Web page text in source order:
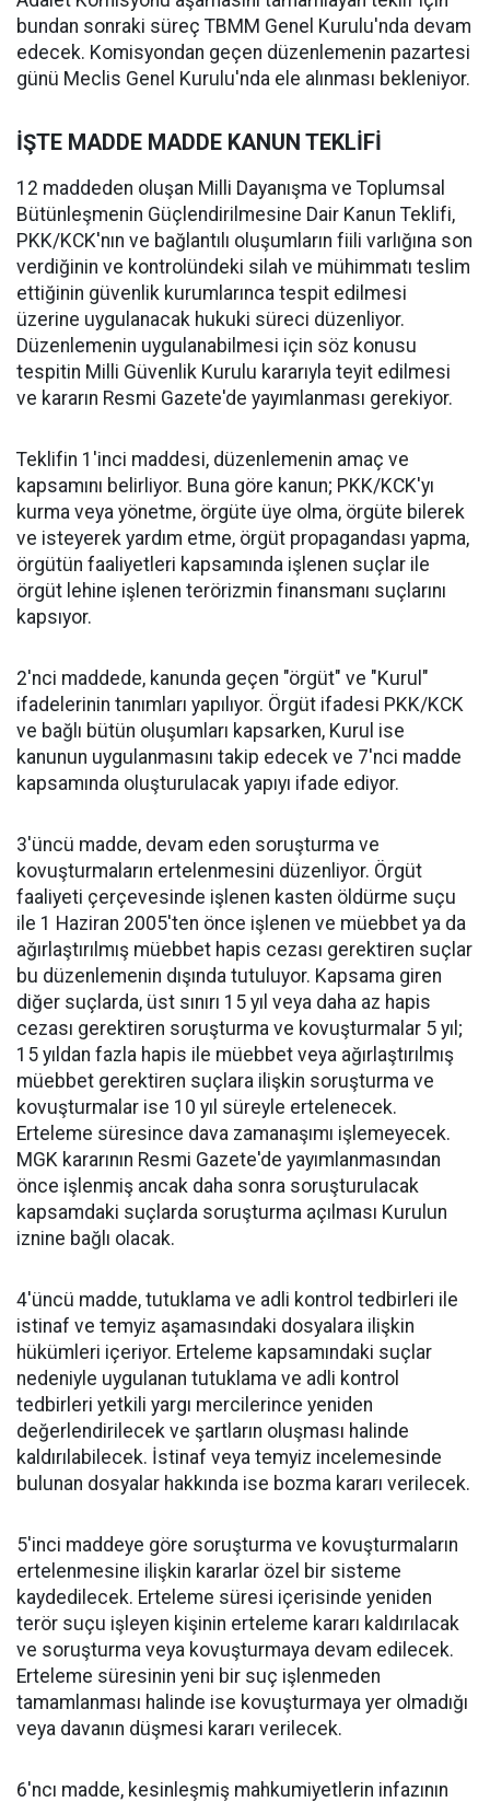
bundan sonraki süreç TBMM Genel Kurulu'nda devam
edecek. Komisyondan geçen düzenlemenin pazartesi
günü Meclis Genel Kurulu'nda ele alınması bekleniyor.
İŞTE MADDE MADDE KANUN TEKLİFİ
12 maddeden oluşan Milli Dayanışma ve Toplumsal
Bütünleşmenin Güçlendirilmesine Dair Kanun Teklifi,
PKK/KCK'nın ve bağlantılı oluşumların fiili varlığına son
verdiğinin ve kontrolündeki silah ve mühimmatı teslim
ettiğinin güvenlik kurumlarınca tespit edilmesi
üzerine uygulanacak hukuki süreci düzenliyor.
Düzenlemenin uygulanabilmesi için söz konusu
tespitin Milli Güvenlik Kurulu kararıyla teyit edilmesi
ve kararın Resmi Gazete'de yayımlanması gerekiyor.
Teklifin 1'inci maddesi, düzenlemenin amaç ve
kapsamını belirliyor. Buna göre kanun; PKK/KCK'yı
kurma veya yönetme, örgüte üye olma, örgüte bilerek
ve isteyerek yardım etme, örgüt propagandası yapma,
örgütün faaliyetleri kapsamında işlenen suçlar ile
örgüt lehine işlenen terörizmin finansmanı suçlarını
kapsıyor.
2'nci maddede, kanunda geçen "örgüt" ve "Kurul"
ifadelerinin tanımları yapılıyor. Örgüt ifadesi PKK/KCK
ve bağlı bütün oluşumları kapsarken, Kurul ise
kanunun uygulanmasını takip edecek ve 7'nci madde
kapsamında oluşturulacak yapıyı ifade ediyor.
3'üncü madde, devam eden soruşturma ve
kovuşturmaların ertelenmesini düzenliyor. Örgüt
faaliyeti çerçevesinde işlenen kasten öldürme suçu
ile 1 Haziran 2005'ten önce işlenen ve müebbet ya da
ağırlaştırılmış müebbet hapis cezası gerektiren suçlar
bu düzenlemenin dışında tutuluyor. Kapsama giren
diğer suçlarda, üst sınırı 15 yıl veya daha az hapis
cezası gerektiren soruşturma ve kovuşturmalar 5 yıl;
15 yıldan fazla hapis ile müebbet veya ağırlaştırılmış
müebbet gerektiren suçlara ilişkin soruşturma ve
kovuşturmalar ise 10 yıl süreyle ertelenecek.
Erteleme süresince dava zamanaşımı işlemeyecek.
MGK kararının Resmi Gazete'de yayımlanmasından
önce işlenmiş ancak daha sonra soruşturulacak
kapsamdaki suçlarda soruşturma açılması Kurulun
iznine bağlı olacak.
4'üncü madde, tutuklama ve adli kontrol tedbirleri ile
istinaf ve temyiz aşamasındaki dosyalara ilişkin
hükümleri içeriyor. Erteleme kapsamındaki suçlar
nedeniyle uygulanan tutuklama ve adli kontrol
tedbirleri yetkili yargı mercilerince yeniden
değerlendirilecek ve şartların oluşması halinde
kaldırılabilecek. İstinaf veya temyiz incelemesinde
bulunan dosyalar hakkında ise bozma kararı verilecek.
5'inci maddeye göre soruşturma ve kovuşturmaların
ertelenmesine ilişkin kararlar özel bir sisteme
kaydedilecek. Erteleme süresi içerisinde yeniden
terör suçu işleyen kişinin erteleme kararı kaldırılacak
ve soruşturma veya kovuşturmaya devam edilecek.
Erteleme süresinin yeni bir suç işlenmeden
tamamlanması halinde ise kovuşturmaya yer olmadığı
veya davanın düşmesi kararı verilecek.
6'ncı madde, kesinleşmiş mahkumiyetlerin infazının